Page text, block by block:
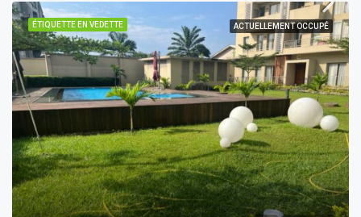
ÉTIQUETTE EN VEDETTE ACTUELLEMENT OCCUPÉ